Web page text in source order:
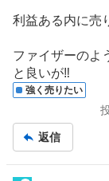
記
利益ある内に売
ファイザーのよ
と良いが‼️
強く売りたい
返信